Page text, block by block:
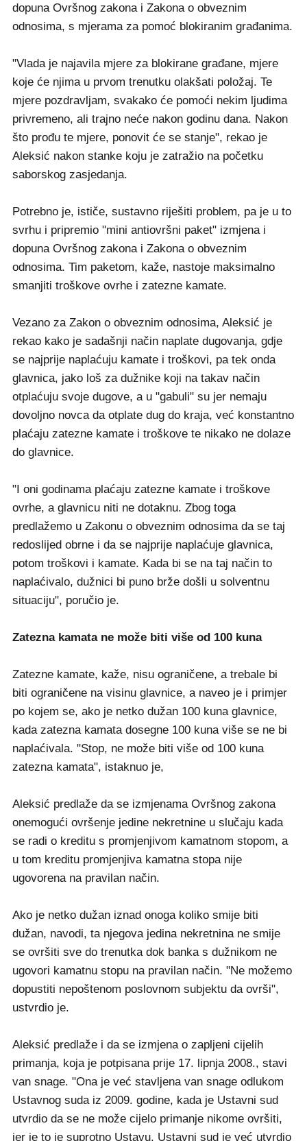
dopuna Ovršnog zakona i Zakona o obveznim
odnosima, s mjerama za pomoć blokiranim građanima.
"Vlada je najavila mjere za blokirane građane, mjere
koje će njima u prvom trenutku olakšati položaj. Te
mjere pozdravljam, svakako će pomoći nekim ljudima
privremeno, ali trajno neće nakon godinu dana. Nakon
što prođu te mjere, ponovit će se stanje", rekao je
Aleksić nakon stanke koju je zatražio na početku
saborskog zasjedanja.
Potrebno je, ističe, sustavno riješiti problem, pa je u to
svrhu i pripremio "mini antiovršni paket" izmjena i
dopuna Ovršnog zakona i Zakona o obveznim
odnosima. Tim paketom, kaže, nastoje maksimalno
smanjiti troškove ovrhe i zatezne kamate.
Vezano za Zakon o obveznim odnosima, Aleksić je
rekao kako je sadašnji način naplate dugovanja, gdje
se najprije naplaćuju kamate i troškovi, pa tek onda
glavnica, jako loš za dužnike koji na takav način
otplaćuju svoje dugove, a u "gabuli" su jer nemaju
dovoljno novca da otplate dug do kraja, već konstantno
plaćaju zatezne kamate i troškove te nikako ne dolaze
do glavnice.
"I oni godinama plaćaju zatezne kamate i troškove
ovrhe, a glavnicu niti ne dotaknu. Zbog toga
predlažemo u Zakonu o obveznim odnosima da se taj
redoslijed obrne i da se najprije naplaćuje glavnica,
potom troškovi i kamate. Kada bi se na taj način to
naplaćivalo, dužnici bi puno brže došli u solventnu
situaciju", poručio je.
Zatezna kamata ne može biti više od 100 kuna
Zatezne kamate, kaže, nisu ograničene, a trebale bi
biti ograničene na visinu glavnice, a naveo je i primjer
po kojem se, ako je netko dužan 100 kuna glavnice,
kada zatezna kamata dosegne 100 kuna više se ne bi
naplaćivala. "Stop, ne može biti više od 100 kuna
zatezna kamata", istaknuo je,
Aleksić predlaže da se izmjenama Ovršnog zakona
onemogući ovršenje jedine nekretnine u slučaju kada
se radi o kreditu s promjenjivom kamatnom stopom, a
u tom kreditu promjenjiva kamatna stopa nije
ugovorena na pravilan način.
Ako je netko dužan iznad onoga koliko smije biti
dužan, navodi, ta njegova jedina nekretnina ne smije
se ovršiti sve do trenutka dok banka s dužnikom ne
ugovori kamatnu stopu na pravilan način. "Ne možemo
dopustiti nepoštenom poslovnom subjektu da ovrši",
ustvrdio je.
Aleksić predlaže i da se izmjena o zapljeni cijelih
primanja, koja je potpisana prije 17. lipnja 2008., stavi
van snage. "Ona je već stavljena van snage odlukom
Ustavnog suda iz 2009. godine, kada je Ustavni sud
utvrdio da se ne može cijelo primanje nikome ovršiti,
jer je to je suprotno Ustavu. Ustavni sud je već utvrdio